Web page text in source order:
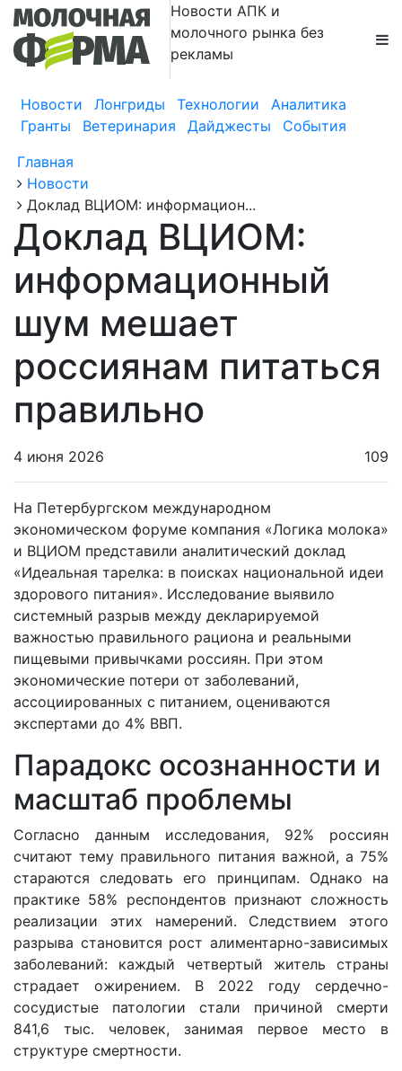
Новости АПК и
молочного рынка без
рекламы
Новости Лонгриды Технологии
Аналитика
Гранты
Ветеринария Дайджесты
События
Главная
Новости
Доклад ВЦИОМ: информацион...
Доклад ВЦИОМ:
информационный
шум мешает
россиянам питаться
правильно
4 июня 2026 109
На Петербургском международном
экономическом форуме компания «Логика молока»
и ВЦИОМ представили аналитический доклад
«Идеальная тарелка: в поисках национальной идеи
здорового питания». Исследование выявило
системный разрыв между декларируемой
важностью правильного рациона и реальными
пищевыми привычками россиян. При этом
экономические потери от заболеваний,
ассоциированных с питанием, оцениваются
экспертами до 4% ВВП.
Парадокс осознанности и
масштаб проблемы
Согласно данным исследования, 92% россиян
считают тему правильного питания важной, а 75%
стараются следовать его принципам. Однако на
практике 58% респондентов признают сложность
реализации этих намерений. Следствием этого
разрыва становится рост алиментарно-зависимых
заболеваний: каждый четвертый житель страны
страдает ожирением. В 2022 году сердечно-
сосудистые патологии стали причиной смерти
841,6 тыс. человек, занимая первое место в
структуре смертности.